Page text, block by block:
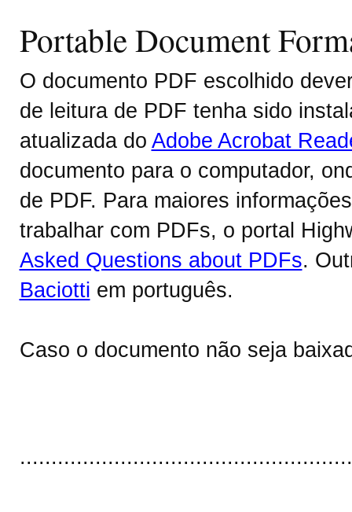
Portable Document
O documento PDF escolhido
de leitura de PDF tenha sido
atualizada do Adobe Acrobat
documento para o computador,
de PDF. Para maiores
trabalhar com PDFs, o portal
Asked Questions about PDFs.
Baciotti em português.
Caso o documento não seja